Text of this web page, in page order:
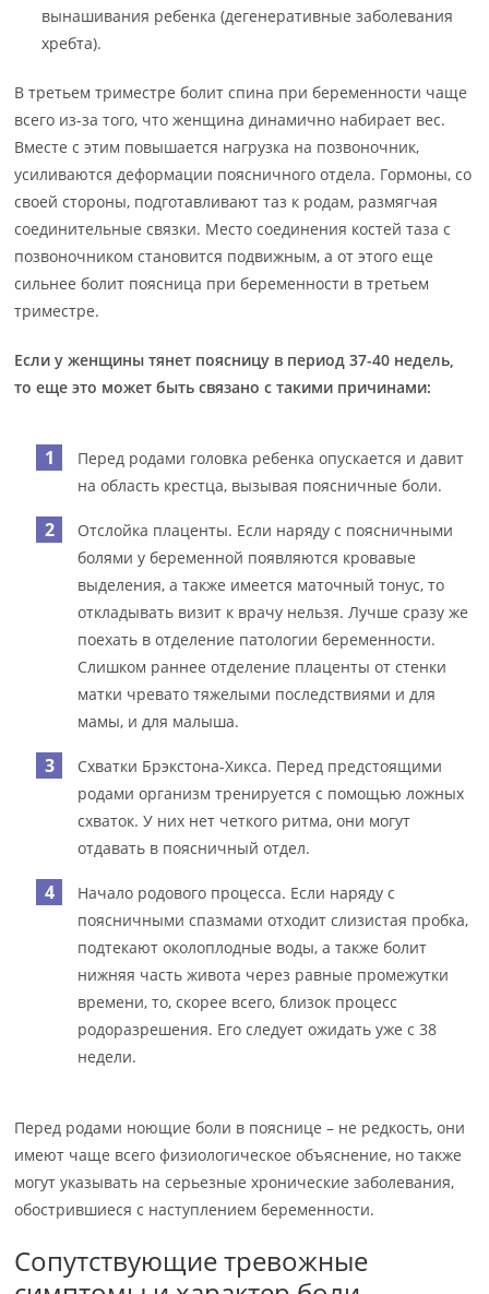
вынашивания ребенка (дегенеративные заболевания
хребта).
В третьем триместре болит спина при беременности чаще
всего из-за того, что женщина динамично набирает вес.
Вместе с этим повышается нагрузка на позвоночник,
усиливаются деформации поясничного отдела. Гормоны, со
своей стороны, подготавливают таз к родам, размягчая
соединительные связки. Место соединения костей таза с
позвоночником становится подвижным, а от этого еще
сильнее болит поясница при беременности в третьем
триместре.
Если у женщины тянет поясницу в период 37-40 недель,
то еще это может быть связано с такими причинами:
Перед родами головка ребенка опускается и давит
на область крестца, вызывая поясничные боли.
Отслойка плаценты. Если наряду с поясничными
болями у беременной появляются кровавые
выделения, а также имеется маточный тонус, то
откладывать визит к врачу нельзя. Лучше сразу же
поехать в отделение патологии беременности.
Слишком раннее отделение плаценты от стенки
матки чревато тяжелыми последствиями и для
мамы, и для малыша.
Схватки Брэкстона-Хикса. Перед предстоящими
родами организм тренируется с помощью ложных
схваток. У них нет четкого ритма, они могут
отдавать в поясничный отдел.
Начало родового процесса. Если наряду с
поясничными спазмами отходит слизистая пробка,
подтекают околоплодные воды, а также болит
нижняя часть живота через равные промежутки
времени, то, скорее всего, близок процесс
родоразрешения. Его следует ожидать уже с 38
недели.
Перед родами ноющие боли в пояснице – не редкость, они
имеют чаще всего физиологическое объяснение, но также
могут указывать на серьезные хронические заболевания,
обострившиеся с наступлением беременности.
Сопутствующие тревожные